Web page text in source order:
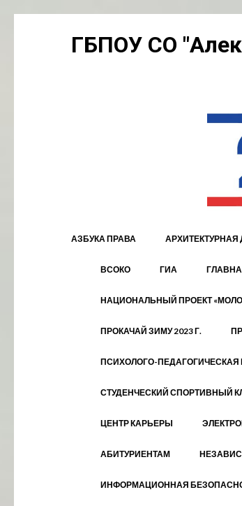
ГБПОУ СО
АЗБУКА ПРАВА
ВСОКО ГИА
НАЦИОНАЛЬНЫЙ ПРОЕКТ
ПРОКАЧАЙ ЗИМУ 2023 Г.
ПСИХОЛОГО-
СТУДЕНЧЕСКИЙ СПОРТИВНЫЙ
ЦЕНТР КАРЬЕРЫ
АБИТУРИЕНТАМ
ИНФОРМАЦИОННАЯ